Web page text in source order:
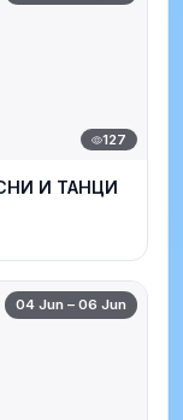
127
И ТАНЦИ
04 Jun – 06 Jun